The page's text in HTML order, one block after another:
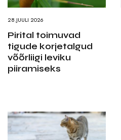
28.JUULI 2026
Pirital toimuvad
tigude korjetalgud
võõrliigi leviku
piiramiseks